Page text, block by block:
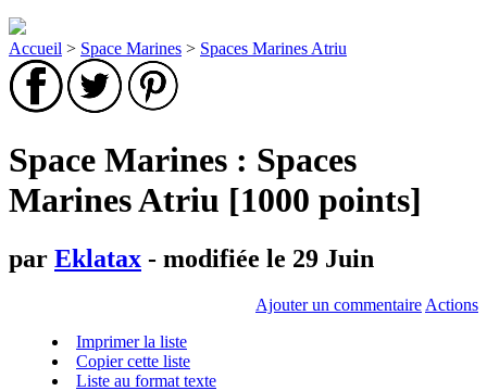
Accueil > Space Marines > Spaces Marines Atriu
Space Marines : Spaces
Marines Atriu [1000 points]
par Eklatax - modifiée le 29 Juin
Ajouter un commentaire Actions
Imprimer la liste
Copier cette liste
Liste au format texte